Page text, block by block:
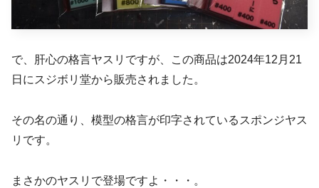
で、肝心の格言ヤスリですが、この商品は2024年12月21
日にスジボリ堂から販売されました。
その名の通り、模型の格言が印字されているスポンジヤス
リです。
まさかのヤスリで登場ですよ・・・。